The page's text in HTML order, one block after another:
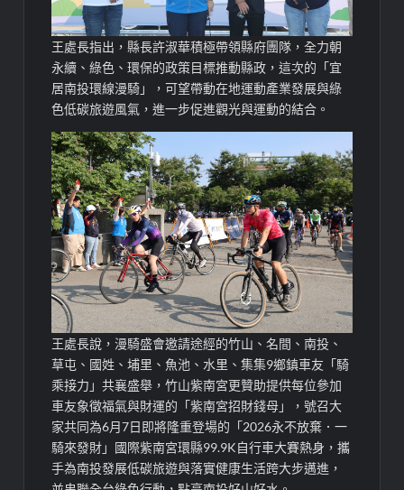
王處長指出，縣長許淑華積極帶領縣府團隊，全力朝
永續、綠色、環保的政策目標推動縣政，這次的「宜
居南投環線漫騎」，可望帶動在地運動產業發展與綠
色低碳旅遊風氣，進一步促進觀光與運動的結合。
王處長說，漫騎盛會邀請途經的竹山、名間、南投、
草屯、國姓、埔里、魚池、水里、集集9鄉鎮車友「騎
乘接力」共襄盛舉，竹山紫南宮更贊助提供每位參加
車友象徵福氣與財運的「紫南宮招財錢母」，號召大
家共同為6月7日即將隆重登場的「2026永不放棄．一
騎來發財」國際紫南宮環縣99.9K自行車大賽熱身，攜
手為南投發展低碳旅遊與落實健康生活跨大步邁進，